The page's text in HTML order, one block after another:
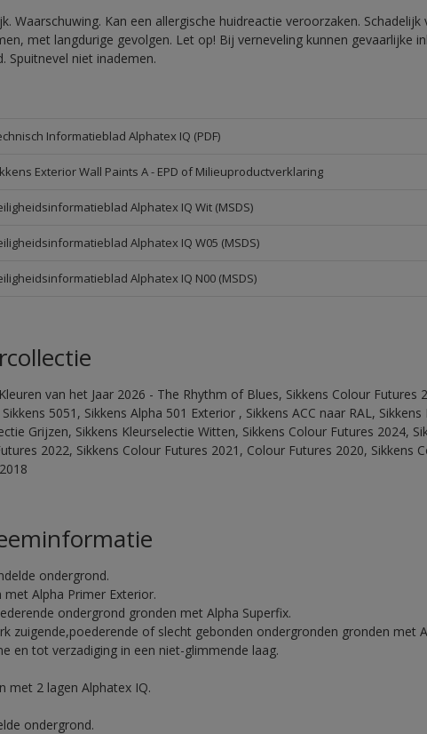
Waarschuwing. Kan een allergische huidreactie veroorzaken.
met langdurige gevolgen. Let op! Bij verneveling kunnen gevaarlijke
Spuitnevel niet inademen.
Informatieblad Alphatex IQ (PDF)
Exterior Wall Paints A - EPD of Milieuproductverklaring
Alphatex IQ Wit (MSDS)
Alphatex IQ W05 (MSDS)
Alphatex IQ N00 (MSDS)
van het Jaar 2026 - The Rhythm of Blues, Sikkens Colour Futures
5051, Sikkens Alpha 501 Exterior , Sikkens ACC naar RAL,
Grijzen, Sikkens Kleurselectie Witten, Sikkens Colour Futures 2024,
2022, Sikkens Colour Futures 2021, Colour Futures 2020, Sikkens
ondergrond.
met Alpha Primer Exterior.
ondergrond gronden met Alpha Superfix.
zuigende,poederende of slecht gebonden ondergronden gronden met
en tot verzadiging in een niet-glimmende laag.
met 2 lagen Alphatex IQ.
ondergrond.